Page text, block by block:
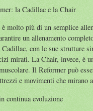
la Cadillac e la Chair
molto più di un semplice
un allenamento
con le sue strutture
mirati. La Chair, invece, è
Il Reformer può
e movimenti che mirano
continua evoluzione